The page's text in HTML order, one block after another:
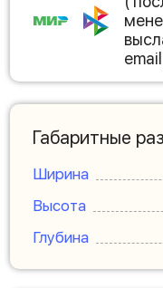
Габаритные
Ширина
Высота
Глубина